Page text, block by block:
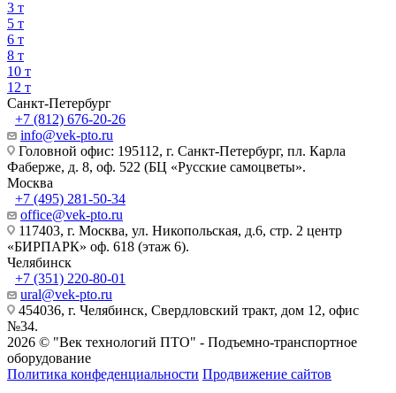
3 т
5 т
6 т
8 т
10 т
12 т
Санкт-Петербург
+7 (812) 676-20-26
info@vek-pto.ru
Головной офис: 195112, г. Санкт-Петербург, пл. Карла
Фаберже, д. 8, оф. 522 (БЦ «Русские самоцветы».
Москва
+7 (495) 281-50-34
office@vek-pto.ru
117403, г. Москва, ул. Никопольская, д.6, стр. 2 центр
«БИРПАРК» оф. 618 (этаж 6).
Челябинск
+7 (351) 220-80-01
ural@vek-pto.ru
454036, г. Челябинск, Свердловский тракт, дом 12, офис
№34.
2026 © "Век технологий ПТО" - Подъемно-транспортное
оборудование
Политика конфеденциальности Продвижение сайтов